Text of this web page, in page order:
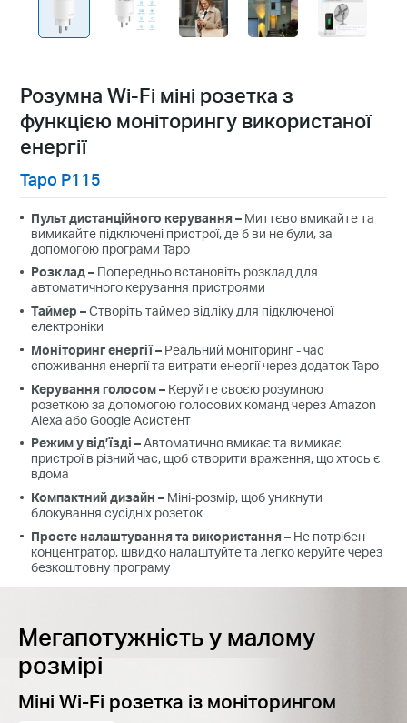
Розумна Wi-Fi міні розетка з
функцією моніторингу використаної
енергії
Tapo P115
Пульт дистанційного керування– Миттєво вмикайте та
вимикайте підключені пристрої, де б ви не були, за
допомогою програми Tapo
Розклад– Попередньо встановіть розклад для
автоматичного керування пристроями
Таймер–Створіть таймер відліку для підключеної
електроніки
Моніторинг енергії– Реальний моніторинг - час
споживання енергії та витрати енергії через додаток Tapo
Керування голосом– Керуйте своєю розумною
розеткоюза допомогою голосових команд черезAmazon
AlexaабоGoogle Асистент
Режим у від’їзді –Автоматично вмикає та вимикає
пристрої в різний час, щоб створити враження, що хтось є
вдома
Компактний дизайн– Міні-розмір, щоб уникнути
блокування сусідніх розеток
Просте налаштування та використання– Не потрібен
концентратор, швидко налаштуйте та легко керуйте через
безкоштовну програму
Мегапотужність у малому
розмірі
Міні Wi-Fi розетка із моніторингом